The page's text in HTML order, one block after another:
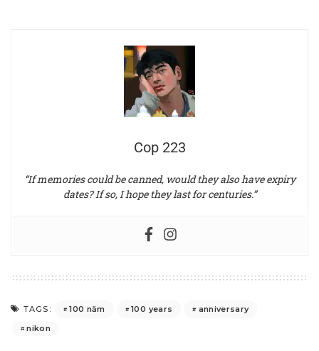
Cop 223
“If memories could be canned, would they also have expiry
dates? If so, I hope they last for centuries.”
TAGS: 100 năm 100 years
anniversary
nikon